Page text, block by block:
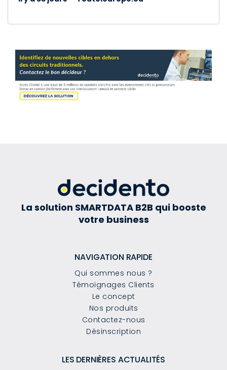
La solution SMARTDATA B2B qui booste
votre business
NAVIGATION RAPIDE
Qui sommes nous ?
Témoignages Clients
Le concept
Nos produits
Contactez-nous
Désinscription
LES DERNIÈRES ACTUALITÉS